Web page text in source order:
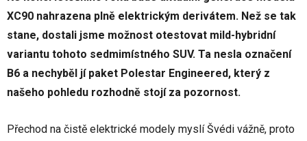
XC90 nahrazena plně elektrickým derivátem. Než se tak
stane, dostali jsme možnost otestovat mild-hybridní
variantu tohoto sedmimístného SUV. Ta nesla označení
B6 a nechyběl jí paket Polestar Engineered, který z
našeho pohledu rozhodně stojí za pozornost.
Přechod na čistě elektrické modely myslí Švédi vážně, proto